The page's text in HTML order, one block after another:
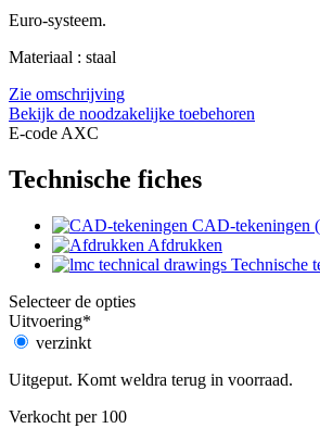
Euro-systeem.
Materiaal : staal
Zie omschrijving
Bekijk de noodzakelijke toebehoren
E-code AXC
Technische fiches
CAD-tekeningen
Afdrukken
Technische
Selecteer de opties
Uitvoering*
verzinkt
Uitgeput. Komt weldra terug in voorraad.
Verkocht per 100